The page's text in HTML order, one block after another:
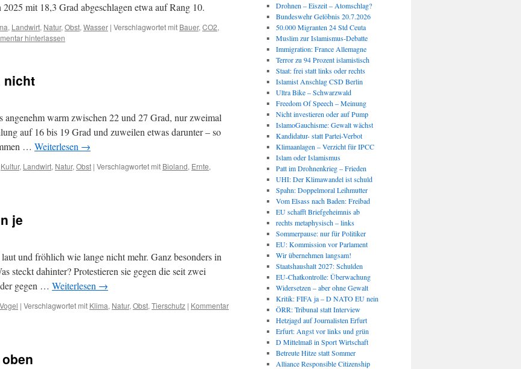
mit 18,3 Grad abgeschlagen etwa auf Rang 10.
, Landwirt, Natur, Obst, Wasser | Verschlagwortet mit Bauer, CO2,
hinterlassen
nicht
warm zwischen 22 und 27 Grad, nur zweimal
auf 16 bis 19 Grad und zuweilen etwas darunter – so
… Weiterlesen →
Kultur, Landwirt, Natur, Obst | Verschlagwortet mit Bioland, Ernte,
je
und fröhlich wie lange nicht mehr. Ganz besonders in
steckt dahinter? Protestieren sie gegen die seit zwei
gegen … Weiterlesen →
Vogel | Verschlagwortet mit Klima, Natur, Obst, Tierschutz | Kommentar
Drohnen – Eiszeit – Atomschlag?
Bundeswehr Gelöbnis 20.7.2026
50.000 Migranten 24 Std Ceuta
Muslim zur Islamismus-Debatte
Immigration: France Allemagne
Terror zu 94 Prozent islamistisch
Staat: frei statt links oder rechts
Islamist Anschlag CSD Berlin
Ultra Bike – Schwarzwald
Freedom Of Speech – Meinung
Nicht investieren oder auf Pump
IslamoGauchisme: Gewalt wächst
Kandidatur- statt Partei-Verbot
Klimaanlagen – Verzicht für IPCC
Islam oder Islamismus
Patt im Drohnenkrieg – Frieden
UHI: Der Klimawandel ist schuld
Spahn: Doppelmoral Leihmutter
Vom Elsass nach Baden: Freibad
EU schafft Briefgeheimnis ab
rechts metaphysisch – links
Sommerpause: nur für Politiker
EU: Kommission vor Parlament
Wir übernehmen langsam!
Staatshaushalt 2027: Schulden
EU-Chatkontrolle: Überwachung
Widersetzen – aber ohne Gewalt
Kritik: FIFA ja – D NATO EU nein
ÖRR: Tribunal statt Interview
Hetzjagd auf Journalisten Erfurt
Erfurt: Angst vor links und grün
D Mittelmaß in Sport Wirtschaft
Betreute Hitze statt Sommer
Alliance Responsible Citizenship